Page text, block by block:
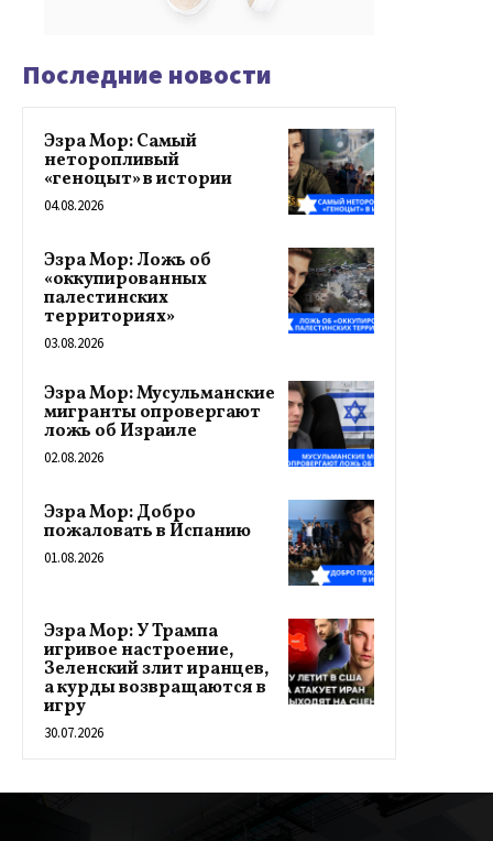
Последние новости
Эзра Мор: Самый
неторопливый
«геноцыт» в истории
04.08.2026
Эзра Мор: Ложь об
«оккупированных
палестинских
территориях»
03.08.2026
Эзра Мор: Мусульманские
мигранты опровергают
ложь об Израиле
02.08.2026
Эзра Мор: Добро
пожаловать в Испанию
01.08.2026
Эзра Мор: У Трампа
игривое настроение,
Зеленский злит иранцев,
а курды возвращаются в
игру
30.07.2026